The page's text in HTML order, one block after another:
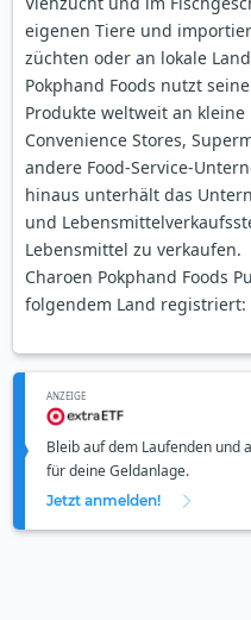
eigenen Tiere und
züchten oder an lokale
Pokphand Foods nutzt
Produkte weltweit an
Convenience Stores,
andere Food-Service-
hinaus unterhält das
und
Lebensmittel zu verkaufen.
Charoen Pokphand Foods
folgendem Land registriert:
ANZEIGE
Bleib auf dem Laufenden und
für deine Geldanlage.
Jetzt anmelden!